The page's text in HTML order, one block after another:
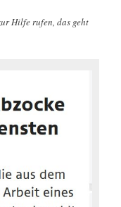
Hilfe rufen, das geht